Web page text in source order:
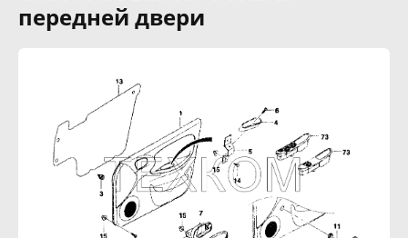
передней двери